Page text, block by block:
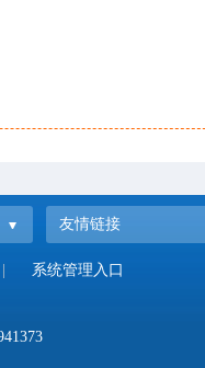
友情链接
系统管理入口